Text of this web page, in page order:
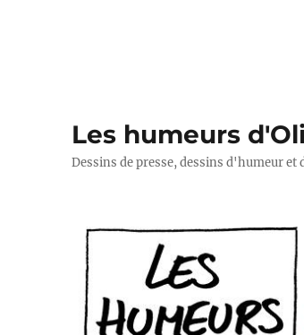
Les humeurs d'Oli
Dessins de presse, dessins d'humeur